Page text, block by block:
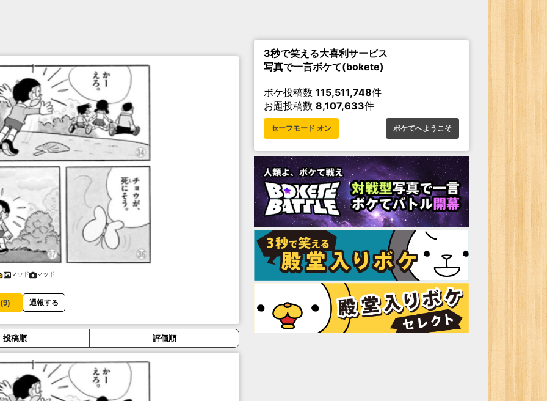
マッド マッド
9) 通報する
投稿順 評価順
3秒で笑える大喜利サービス
写真で一言ボケて(bokete)
ボケ投稿数 115,511,748件
お題投稿数 8,107,633件
セーフモード オン ボケてへようこそ